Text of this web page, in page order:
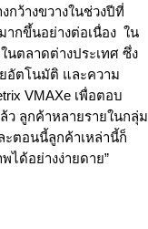
กว้างขวางในช่วงปีที่
ากขึ้นอย่างต่อเนื่อง ใน
นตลาดต่างประเทศ ซึ่ง
อัตโนมัติ และความ
VMAXe เพื่อตอบ
ว ลูกค้าหลายรายในกลุ่ม
ตอนนี้ลูกค้าเหล่านี้ก็
พได้อย่างง่ายดาย”